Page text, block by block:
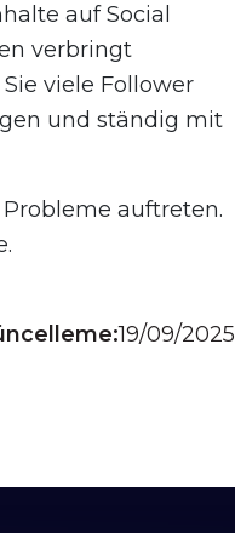
auf Social
verbringt
viele Follower
und ständig mit
auftreten.
19/09/2025